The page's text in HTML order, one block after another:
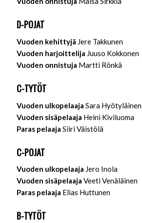
D-POJAT
Vuoden kehittyjä Jere Takkunen
Vuoden harjoittelija Juuso Kokkonen
Vuoden onnistuja Martti Rönkä
C-TYTÖT
Vuoden ulkopelaaja Sara Hyötyläinen
Vuoden sisäpelaaja Heini Kiviluoma
Paras pelaaja Siiri Väistölä
C-POJAT
Vuoden ulkopelaaja Jero Inola
Vuoden sisäpelaaja Veeti Venäläinen
Paras pelaaja Elias Huttunen
B-TYTÖT